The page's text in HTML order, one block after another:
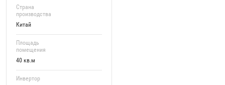
Страна
производства
Китай
Площадь
помещения
40 кв.м
Инвертор